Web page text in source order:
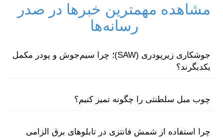
مشاهده مهمترین خبرها در صدر
رسانه‌ها
جوشکاری زیرپودری (SAW)؛ چرا سیم‌جوش و پودر مکمل
یکدیگرند؟
چوب مبل سلطنتی را چگونه تمیز کنیم؟
چرا استفاده از شمش فانتزی در تابلوهای برق الزامی